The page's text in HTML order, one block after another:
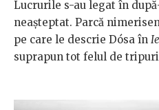
Lucrurile s-au legat în
neașteptat. Parcă
pe care le descrie Dósa în
suprapun tot felul de